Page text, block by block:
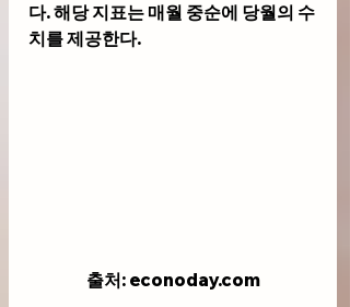
다. 해당 지표는 매월 중순에 당월의 수
치를 제공한다.
출처: econoday.com